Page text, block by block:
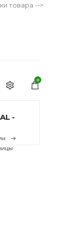
товара -->
0
-